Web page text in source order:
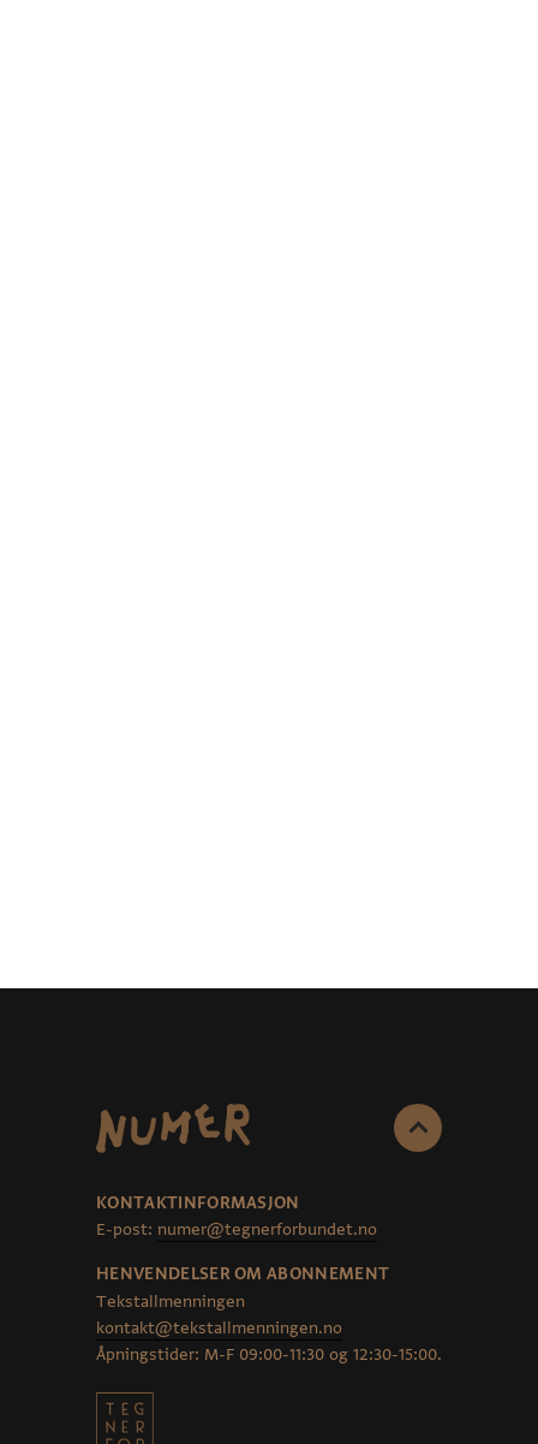
KONTAKTINFORMASJON
E-post: numer@tegnerforbundet.no
HENVENDELSER OM ABONNEMENT
Tekstallmenningen
kontakt@tekstallmenningen.no
Åpningstider: M-F 09:00-11:30 og 12:30-15:00.